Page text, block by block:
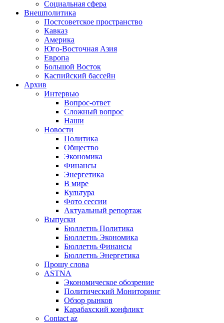
Социальная сфера
Внешполитика
Постсоветское пространство
Кавказ
Америка
Юго-Восточная Азия
Европа
Большой Восток
Каспийский бассейн
Архив
Интервью
Вопрос-ответ
Сложный вопрос
Наши
Новости
Политика
Общество
Экономика
Финансы
Энергетика
В мире
Культура
Фото сессии
Актуальный репортаж
Выпуски
Бюллетнь Политика
Бюллетнь Экономика
Бюллетнь Финансы
Бюллетнь Энергетика
Прошу слова
ASTNA
Экономическое обозрение
Политический Мониторинг
Обзор рынков
Карабахский конфликт
Contact az